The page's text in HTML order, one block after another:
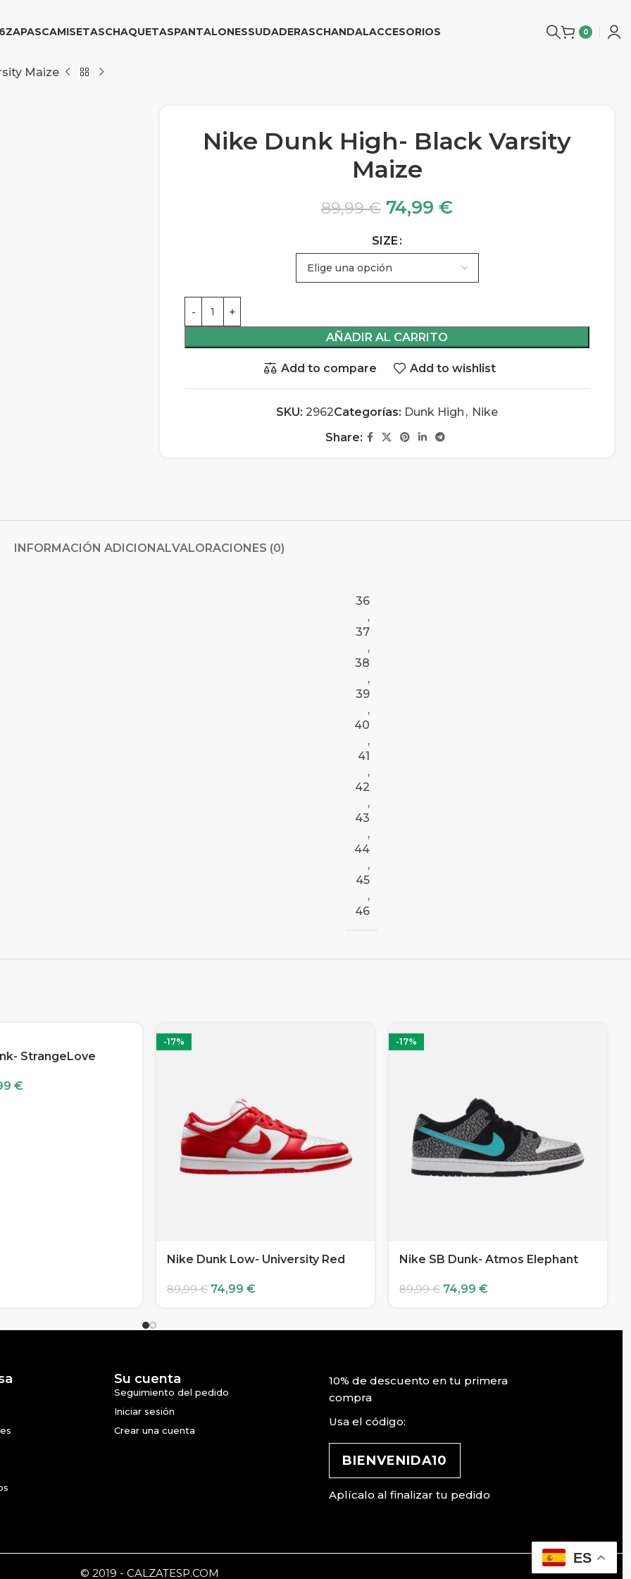
ZAPASCAMISETASCHAQUETASPANTALONESSUDADERASCHANDALACCESORIOS 0
Maize
Nike Dunk High- Black Varsity
Maize
89,99€ 74,99 €
SIZE
AÑADIR AL CARRITO
Add to compare Add to wishlist
SKU: 2962Categorías: Dunk High , Nike
Share:
INFORMACIÓN ADICIONALVALORACIONES (0)
36
,
37
,
38
,
39
,
40
,
41
,
42
,
43
,
44
,
45
,
46
StrangeLove
€
-17%
Nike Dunk Low- University Red
89,99€ 74,99 €
-17%
Nike SB Dunk- Atmos Elephant
89,99€ 74,99 €
Su cuenta
Seguimiento del pedido
Iniciar sesión
Crear una cuenta
10% de descuento en tu primera
compra
Usa el código:
BIENVENIDA10
Aplícalo al finalizar tu pedido
© 2019 - CALZATESP.COM
ES